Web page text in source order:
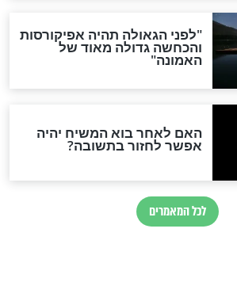
לפרסום: לוחמי מילואים
בדרום לבנון
בלי שקיפות ועם הרבה
שאלה